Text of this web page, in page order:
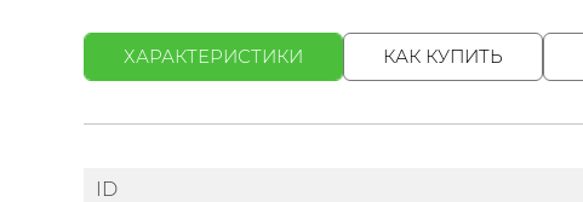
ХАРАКТЕРИСТИКИ КАК КУПИТЬ
ID